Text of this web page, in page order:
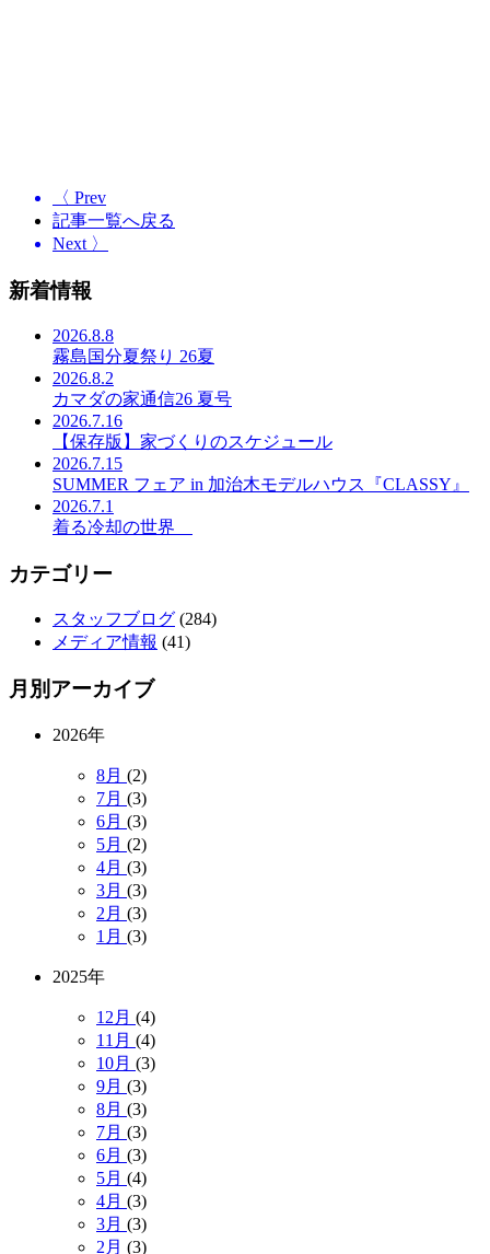
〈 Prev
記事一覧へ戻る
Next 〉
新着情報
2026.8.8
霧島国分夏祭り 26夏
2026.8.2
カマダの家通信26 夏号
2026.7.16
【保存版】家づくりのスケジュール
2026.7.15
SUMMER フェア in 加治木モデルハウス『CLASSY』
2026.7.1
着る冷却の世界
カテゴリー
スタッフブログ (284)
メディア情報 (41)
月別アーカイブ
2026年
8月 (2)
7月 (3)
6月 (3)
5月 (2)
4月 (3)
3月 (3)
2月 (3)
1月 (3)
2025年
12月 (4)
11月 (4)
10月 (3)
9月 (3)
8月 (3)
7月 (3)
6月 (3)
5月 (4)
4月 (3)
3月 (3)
2月 (3)